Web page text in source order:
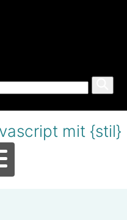
mit {stil}